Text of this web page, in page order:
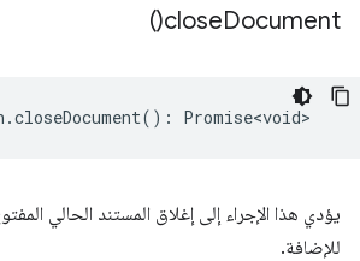
closeDocument(
)
.closeDocument() : Promise<void>
يؤدي هذا الإجراء إلى إغلاق المستند الحالي
للإضافة.